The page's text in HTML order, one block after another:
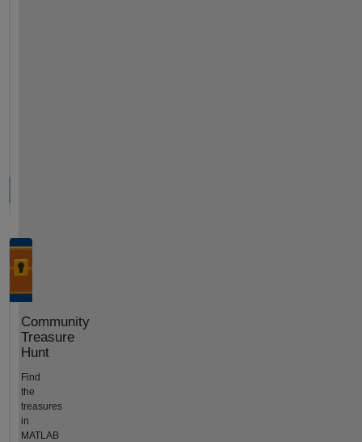
Community
Treasure
Hunt
Find
the
treasures
in
MATLAB